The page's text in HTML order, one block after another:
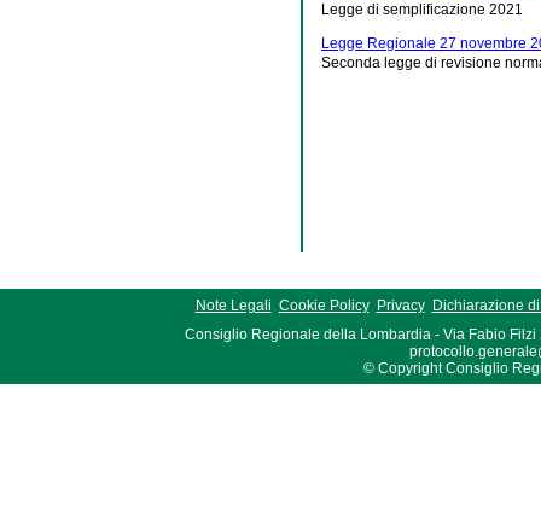
Legge di semplificazione 2021
Legge Regionale 27 novembre
Seconda legge di revisione
Note Legali Cookie Policy Privacy
Dichiarazione
Consiglio Regionale della Lombardia - Via Fabio Filzi
© Copyright Consiglio